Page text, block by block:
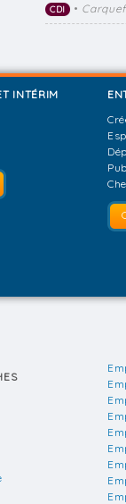
CDI •
INTÉRIM